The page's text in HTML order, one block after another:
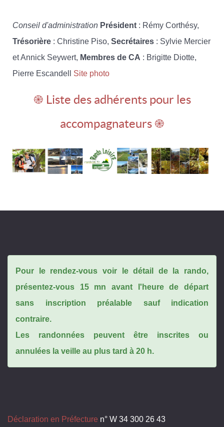
Conseil d'administration Président : Rémy Corthésy,
Trésorière : Christine Piso, Secrétaires : Sylvie Mercier
et Annick Seywert, Membres de CA : Brigitte Diotte,
Pierre Escandell Site photo
֎ Liste des adhérents pour les
accompagnateurs ֎
Pour le rendez-vous voir le détail de la rando,
présentez-vous 15 mn avant l'heure de départ
sans inscription préalable sauf indication
contraire.
Les randonnées peuvent être inscrites ou
annulées la veille au plus tard à 20 h.
Déclaration en Préfecture n° W 34 300 26 43